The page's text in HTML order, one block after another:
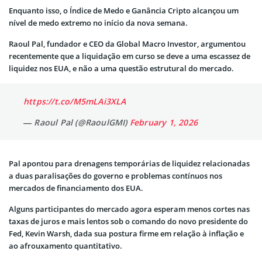
Enquanto isso, o Índice de Medo e Ganância Cripto alcançou um
nível de medo extremo no início da nova semana.
Raoul Pal, fundador e CEO da Global Macro Investor, argumentou
recentemente que a liquidação em curso se deve a uma escassez de
liquidez nos EUA, e não a uma questão estrutural do mercado.
https://t.co/M5mLAi3XLA
— Raoul Pal (@RaoulGMI) February 1, 2026
Pal apontou para drenagens temporárias de liquidez relacionadas
a duas paralisações do governo e problemas contínuos nos
mercados de financiamento dos EUA.
Alguns participantes do mercado agora esperam menos cortes nas
taxas de juros e mais lentos sob o comando do novo presidente do
Fed, Kevin Warsh, dada sua postura firme em relação à inflação e
ao afrouxamento quantitativo.